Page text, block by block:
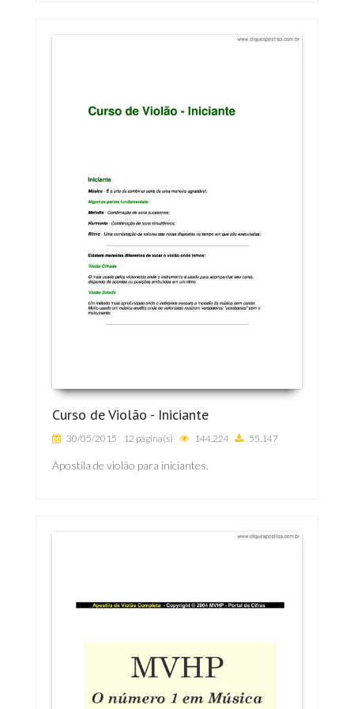
Curso de Violão - Iniciante
30/05/2015 12 página(s) 144.224 55.147
Apostila de violão para iniciantes.